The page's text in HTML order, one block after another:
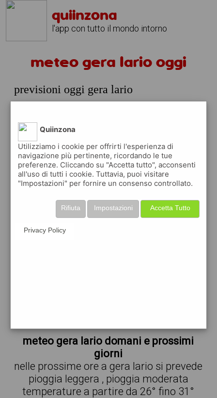
quiinzona
l'app con tutto il mondo intorno
meteo gera lario oggi
previsioni oggi gera lario
domenica 09 agosto
prossime ore
12:00
leggera
30° min30° max
52 % 1.35 km/h 29 %
15:00
pioggia
31°
48 %
meteo gera lario domani e prossimi
giorni
nelle prossime ore a gera lario si prevede
pioggia leggera , pioggia moderata
temperature a partire da 26° fino 31°
Quiinzona
Utilizziamo i cookie per offrirti l'esperienza di
navigazione più pertinente, ricordando le tue
preferenze. Cliccando su "Accetta tutto", acconsenti
all'uso di tutti i cookie. Tuttavia, puoi visitare
"Impostazioni" per fornire un consenso controllato.
Accetta Tutto
Impostazioni
Rifiuta
Privacy Policy